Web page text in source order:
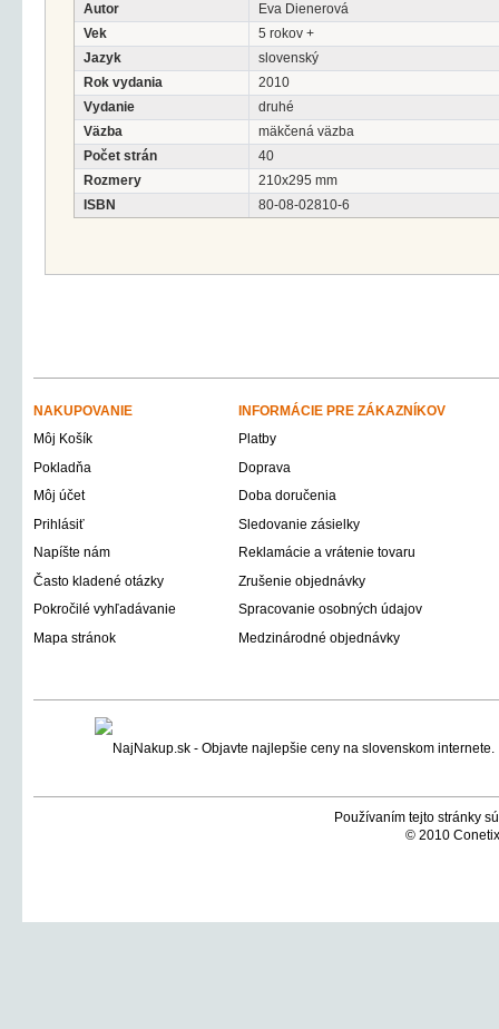
Autor
Eva Dienerová
Vek
5 rokov +
Jazyk
slovenský
Rok vydania
2010
Vydanie
druhé
Väzba
mäkčená väzba
Počet strán
40
Rozmery
210x295 mm
ISBN
80-08-02810-6
NAKUPOVANIE
INFORMÁCIE PRE ZÁKAZNÍKOV
Môj Košík
Platby
Pokladňa
Doprava
Môj účet
Doba doručenia
Prihlásiť
Sledovanie zásielky
Napíšte nám
Reklamácie a vrátenie tovaru
Často kladené otázky
Zrušenie objednávky
Pokročilé vyhľadávanie
Spracovanie osobných údajov
Mapa stránok
Medzinárodné objednávky
Používaním tejto stránky
© 2010